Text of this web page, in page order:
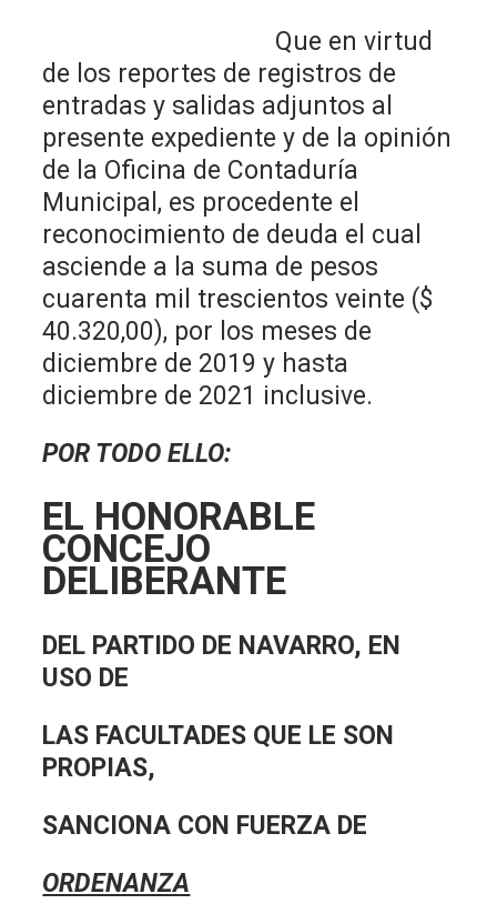
Que en virtud
de los reportes de registros de
entradas y salidas adjuntos al
presente expediente y de la opinión
de la Oficina de Contaduría
Municipal, es procedente el
reconocimiento de deuda el cual
asciende a la suma de pesos
cuarenta mil trescientos veinte ($
40.320,00), por los meses de
diciembre de 2019 y hasta
diciembre de 2021 inclusive.
POR TODO ELLO:
EL HONORABLE
CONCEJO
DELIBERANTE
DEL PARTIDO DE NAVARRO, EN
USO DE
LAS FACULTADES QUE LE SON
PROPIAS,
SANCIONA CON FUERZA DE
ORDENANZA